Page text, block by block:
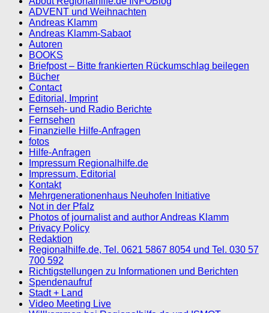
ADVENT und Weihnachten
Andreas Klamm
Andreas Klamm-Sabaot
Autoren
BOOKS
Briefpost – Bitte frankierten Rückumschlag beilegen
Bücher
Contact
Editorial, Imprint
Fernseh- und Radio Berichte
Fernsehen
Finanzielle Hilfe-Anfragen
fotos
Hilfe-Anfragen
Impressum Regionalhilfe.de
Impressum, Editorial
Kontakt
Mehrgenerationenhaus Neuhofen Initiative
Not in der Pfalz
Photos of journalist and author Andreas Klamm
Privacy Policy
Redaktion
Regionalhilfe.de, Tel. 0621 5867 8054 und Tel. 030 57
700 592
Richtigstellungen zu Informationen und Berichten
Spendenaufruf
Stadt + Land
Video Meeting Live